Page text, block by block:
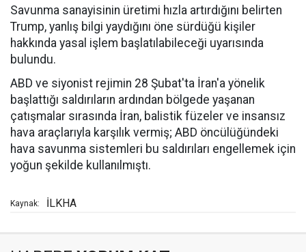
Savunma sanayisinin üretimi hızla artırdığını belirten
Trump, yanlış bilgi yaydığını öne sürdüğü kişiler
hakkında yasal işlem başlatılabileceği uyarısında
bulundu.
ABD ve siyonist rejimin 28 Şubat'ta İran'a yönelik
başlattığı saldırıların ardından bölgede yaşanan
çatışmalar sırasında İran, balistik füzeler ve insansız
hava araçlarıyla karşılık vermiş; ABD öncülüğündeki
hava savunma sistemleri bu saldırıları engellemek için
yoğun şekilde kullanılmıştı.
Kaynak: İLKHA